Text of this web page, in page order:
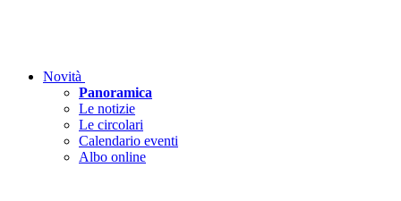
Novità
Panoramica
Le notizie
Le circolari
Calendario eventi
Albo online